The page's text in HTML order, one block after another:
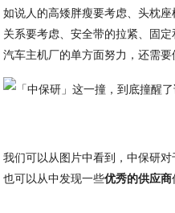
如说人的高矮胖瘦要考虑、头枕
关系要考虑、安全带的拉紧、固
汽车主机厂的单方面努力，还需要
我们可以从图片中看到，中保研
也可以从中发现一些优秀的供应商